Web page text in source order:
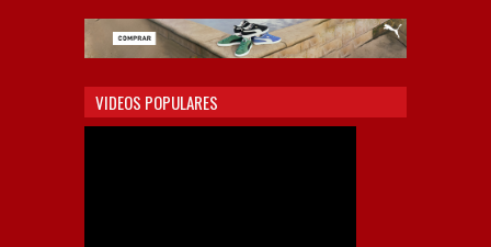
VIDEOS POPULARES